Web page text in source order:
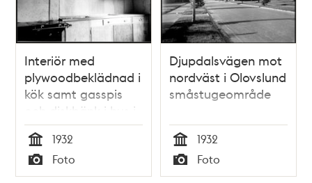
Interiör med
plywoodbeklädnad i
kök samt gasspis
och diskbänk i hus i
Enskede
småstugeområde
Tid
1932
Typ
Foto
Djupdalsvägen mot
nordväst i Olovslund
småstugeområde
Tid
1932
Typ
Foto